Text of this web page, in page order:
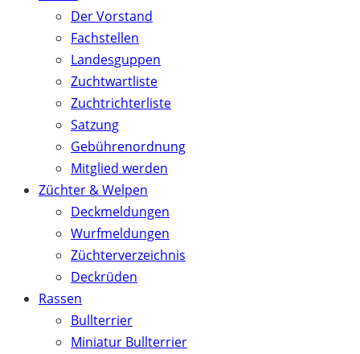
Der Vorstand
Fachstellen
Landesguppen
Zuchtwartliste
Zuchtrichterliste
Satzung
Gebührenordnung
Mitglied werden
Züchter & Welpen
Deckmeldungen
Wurfmeldungen
Züchterverzeichnis
Deckrüden
Rassen
Bullterrier
Miniatur Bullterrier